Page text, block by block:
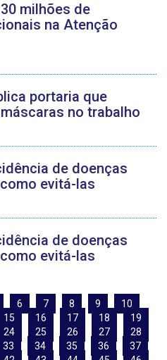
milhões de
na Atenção
portaria que
no trabalho
de doenças
evitá-las
de doenças
evitá-las
6 7 8 9
10
15 16 17 18
19
24 25 26 27
28
33 34 35 36
37